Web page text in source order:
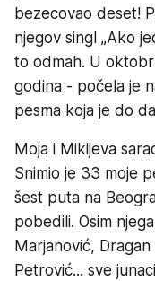
bezecovao deset!
njegov singl „Ako
to odmah. U
godina - počela je
pesma koja je do
Moja i Mikijeva
Snimio je 33 moje
šest puta na
pobedili. Osim
Marjanović,
Petrović... sve